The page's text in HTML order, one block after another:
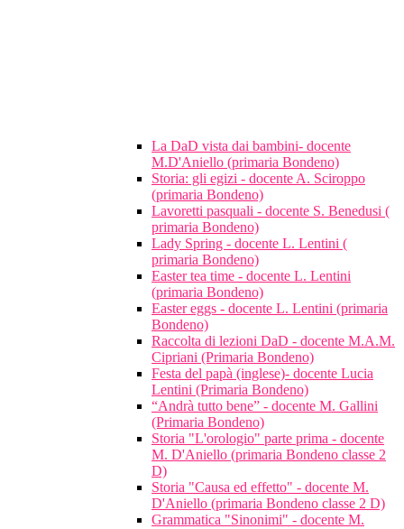
La DaD vista dai bambini- docente
M.D'Aniello (primaria Bondeno)
Storia: gli egizi - docente A. Sciroppo
(primaria Bondeno)
Lavoretti pasquali - docente S. Benedusi (
primaria Bondeno)
Lady Spring - docente L. Lentini (
primaria Bondeno)
Easter tea time - docente L. Lentini
(primaria Bondeno)
Easter eggs - docente L. Lentini (primaria
Bondeno)
Raccolta di lezioni DaD - docente M.A.M.
Cipriani (Primaria Bondeno)
Festa del papà (inglese)- docente Lucia
Lentini (Primaria Bondeno)
“Andrà tutto bene” - docente M. Gallini
(Primaria Bondeno)
Storia "L'orologio" parte prima - docente
M. D'Aniello (primaria Bondeno classe 2
D)
Storia "Causa ed effetto" - docente M.
D'Aniello (primaria Bondeno classe 2 D)
Grammatica "Sinonimi" - docente M.